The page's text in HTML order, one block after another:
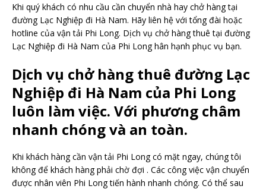
Khi quý khách có nhu cầu cần chuyển nhà hay chở hàng tại
đường Lạc Nghiệp đi Hà Nam. Hãy liên hệ với tổng đài hoặc
hotline của vận tải Phi Long. Dịch vụ chở hàng thuê tại đường
Lạc Nghiệp đi Hà Nam của Phi Long hân hạnh phục vụ bạn.
Dịch vụ chở hàng thuê đường Lạc
Nghiệp đi Hà Nam của Phi Long
luôn làm việc. Với phương châm
nhanh chóng và an toàn.
Khi khách hàng cần vận tải Phi Long có mặt ngay, chúng tôi
không để khách hàng phải chờ đợi . Các công việc vận chuyển
được nhân viên Phi Long tiến hành nhanh chóng. Có thể sau